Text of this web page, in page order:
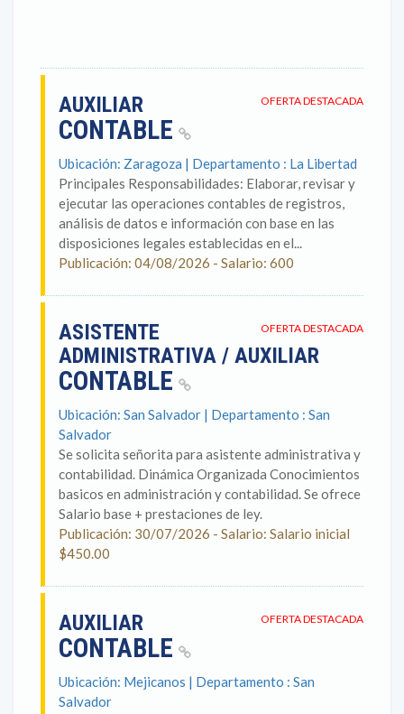
OFERTA DESTACADA
AUXILIAR
CONTABLE
Ubicación: Zaragoza | Departamento : La Libertad
Principales Responsabilidades: Elaborar, revisar y
ejecutar las operaciones contables de registros,
análisis de datos e información con base en las
disposiciones legales establecidas en el...
Publicación: 04/08/2026 - Salario: 600
OFERTA DESTACADA
ASISTENTE
ADMINISTRATIVA / AUXILIAR
CONTABLE
Ubicación: San Salvador | Departamento : San
Salvador
Se solicita señorita para asistente administrativa y
contabilidad. Dinámica Organizada Conocimientos
basicos en administración y contabilidad. Se ofrece
Salario base + prestaciones de ley.
Publicación: 30/07/2026 - Salario: Salario inicial
$450.00
OFERTA DESTACADA
AUXILIAR
CONTABLE
Ubicación: Mejicanos | Departamento : San
Salvador